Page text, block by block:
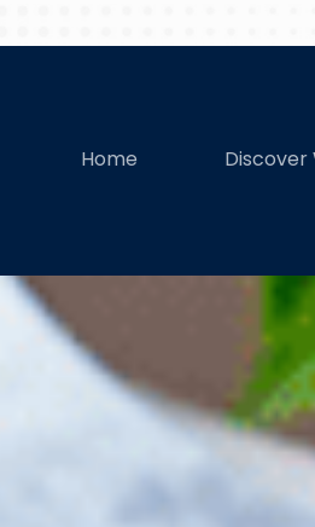
Home Discover